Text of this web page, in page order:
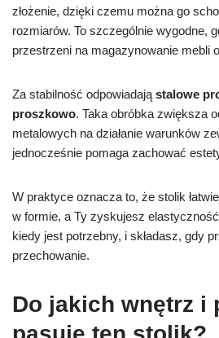
złożenie, dzięki czemu można go
rozmiarów. To szczególnie wygodne,
przestrzeni na magazynowanie mebli
Za stabilność odpowiadają stalowe
proszkowo. Taka obróbka zwiększa
metalowych na działanie warunków
jednocześnie pomaga zachować
W praktyce oznacza to, że stolik
w formie, a Ty zyskujesz
kiedy jest potrzebny, i składasz, gdy
przechowanie.
Do jakich wnętrz i